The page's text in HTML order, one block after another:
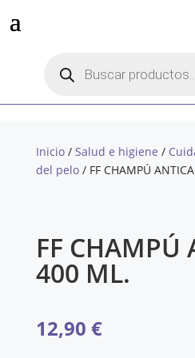
productos
Inicio/ Salud e higiene /
del pelo/ FF CHAMPÚ
FF CHAMPÚ
400 ML.
12,90 €